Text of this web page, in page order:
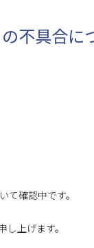
不具合に
て確認中です。
上げます。